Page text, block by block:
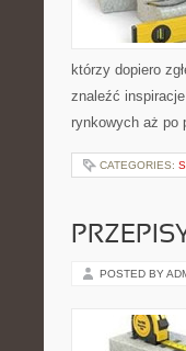
którzy dopiero
znaleźć
rynkowych aż po
CATEGORIES:
POSTED BY